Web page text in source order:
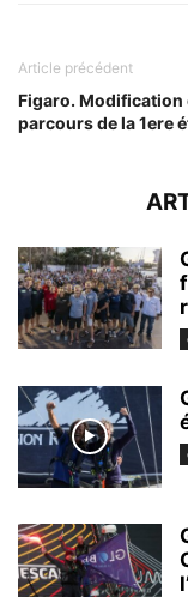
Article précédent
Figaro. Modification
parcours de la 1ere